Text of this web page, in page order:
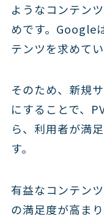
ようなコンテン
めです。Google
テンツを求めてい
そのため、新規
にすることで、
ら、利用者が満
す。
有益なコンテン
の満足度が高ま